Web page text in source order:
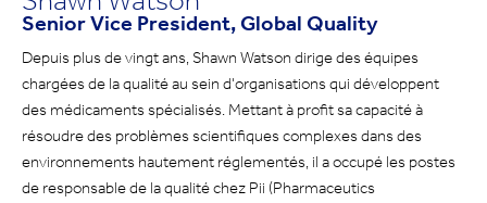
Senior Vice President, Global Quality
Depuis plus de vingt ans, Shawn Watson dirige des équipes
chargées de la qualité au sein d'organisations qui développent
des médicaments spécialisés. Mettant à profit sa capacité à
résoudre des problèmes scientifiques complexes dans des
environnements hautement réglementés, il a occupé les postes
de responsable de la qualité chez Pii (Pharmaceutics